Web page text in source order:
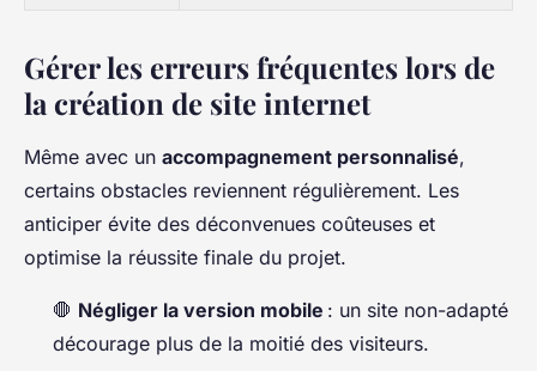
Gérer les erreurs fréquentes lors de
la création de site internet
Même avec un accompagnement personnalisé,
certains obstacles reviennent régulièrement. Les
anticiper évite des déconvenues coûteuses et
optimise la réussite finale du projet.
🛑 Négliger la version mobile : un site non-adapté
décourage plus de la moitié des visiteurs.